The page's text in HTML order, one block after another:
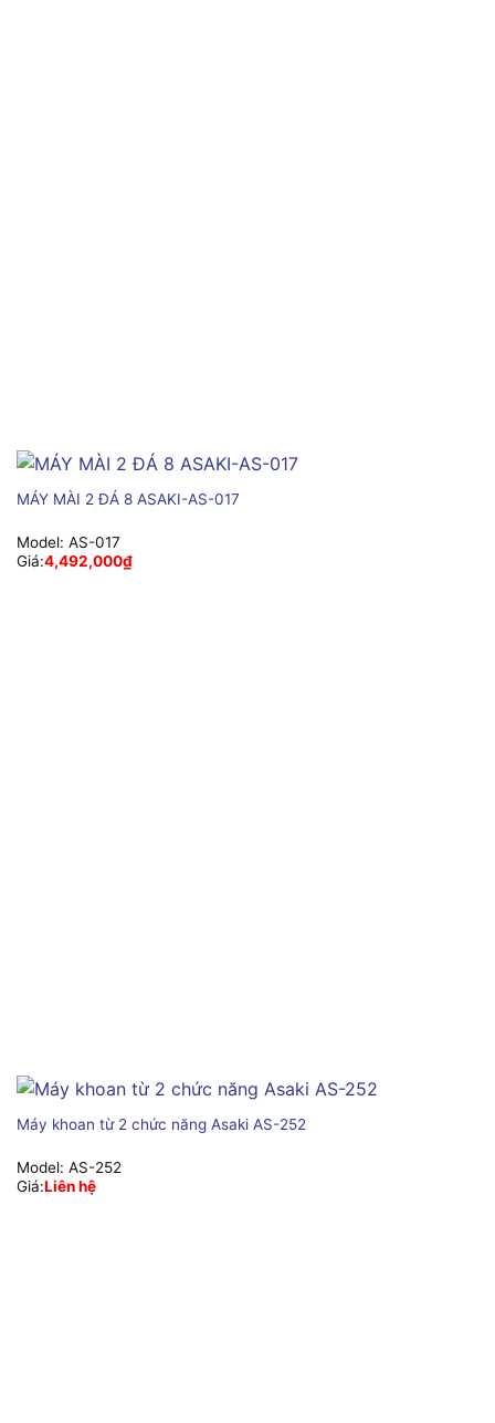
MÁY MÀI 2 ĐÁ 8 ASAKI-AS-017
Model: AS-017
Giá:4,492,000₫
Máy khoan từ 2 chức năng Asaki AS-252
Model: AS-252
Giá:Liên hệ